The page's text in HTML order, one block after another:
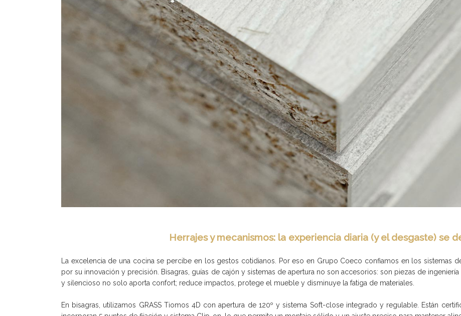
Herrajes y mecanismos: la experiencia diaria (y el desgaste) se
La excelencia de una cocina se percibe en los gestos cotidianos. Por eso en Grupo Coeco confiamos en los sistemas
por su innovación y precisión. Bisagras, guías de cajón y sistemas de apertura no son accesorios: son piezas de
y silencioso no solo aporta confort; reduce impactos, protege el mueble y disminuye la fatiga de materiales.
En bisagras, utilizamos GRASS Tiomos 4D con apertura de 120º y sistema Soft-close integrado y regulable. Están